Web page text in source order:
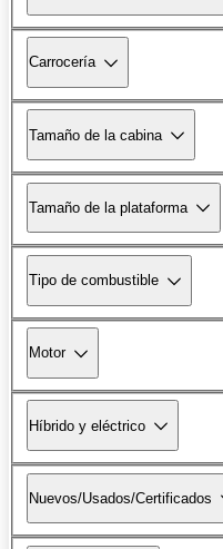
Carrocería
Tamaño de la cabina
Tamaño de la plataforma
Tipo de combustible
Motor
Híbrido y eléctrico
Nuevos/Usados/Certificados